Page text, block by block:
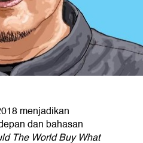
menjadikan
dan bahasan
The World Buy What